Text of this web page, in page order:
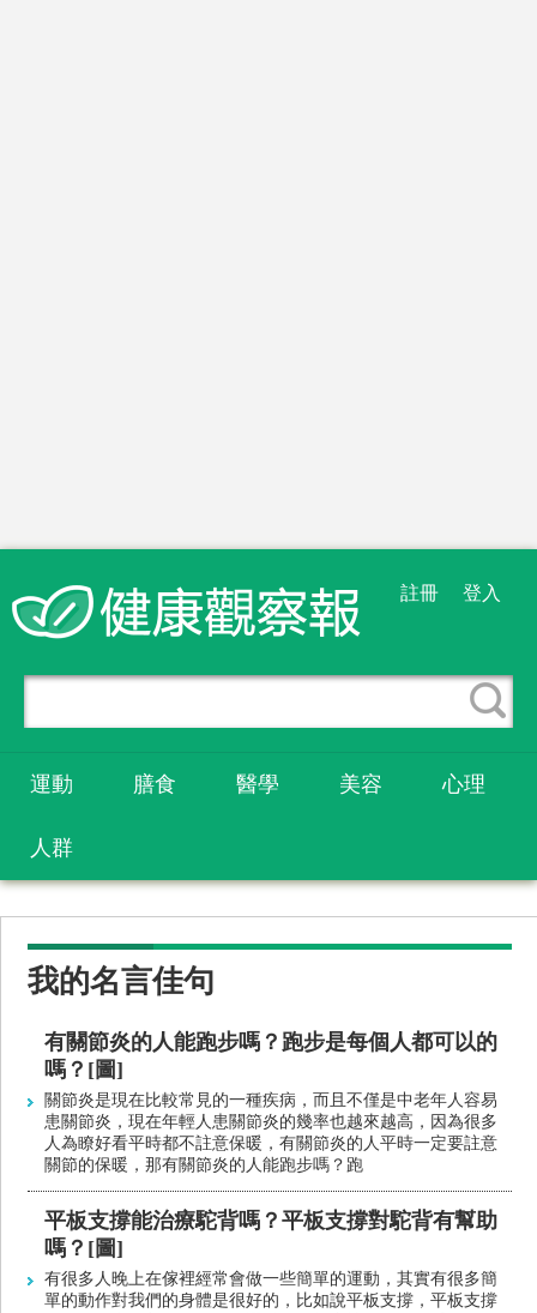
註冊 登入
運動 膳食 醫學 美容 心理
人群
我的名言佳句
有關節炎的人能跑步嗎？跑步是每個人都可以的
嗎？[圖]
關節炎是現在比較常見的一種疾病，而且不僅是中老年人容易
患關節炎，現在年輕人患關節炎的幾率也越來越高，因為很多
人為瞭好看平時都不註意保暖，有關節炎的人平時一定要註意
關節的保暖，那有關節炎的人能跑步嗎？跑
平板支撐能治療駝背嗎？平板支撐對駝背有幫助
嗎？[圖]
有很多人晚上在傢裡經常會做一些簡單的運動，其實有很多簡
單的動作對我們的身體是很好的，比如說平板支撐，平板支撐